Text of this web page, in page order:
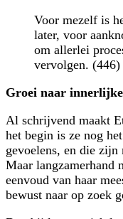
Voor mezelf is
later, voor
om allerlei
vervolgen. (446)
Groei naar innerlijke
Al schrijvend maakt
het begin is ze nog
gevoelens, en die zijn
Maar langzamerhand
eenvoud van haar
bewust naar op zoek